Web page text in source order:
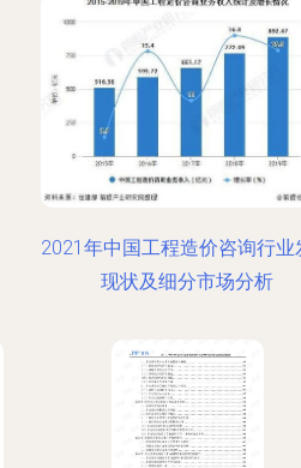
2021年中国工程造价咨询行业
现状及细分市场分析